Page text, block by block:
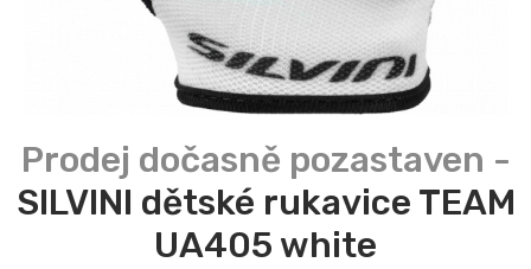
SILVINI dětské rukavice TEAM
UA405 white